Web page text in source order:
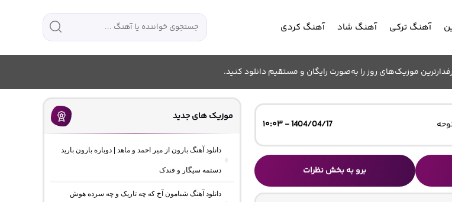
آهنگ ترکی آهنگ شاد آهنگ کردی
موزیک‌های روز را به‌صورت رایگان و مستقیم دانلود کنید.
1404/04/17 - ۱۰:۰۳
برو به بخش نظرات
موزیک های جدید
دانلود آهنگ بارون از میر احمد و ماهد | دوباره بارون بارید
دستمه سیگار و فندک
دانلود آهنگ شبامون آخ که چه تاریک و چه سرده هوش